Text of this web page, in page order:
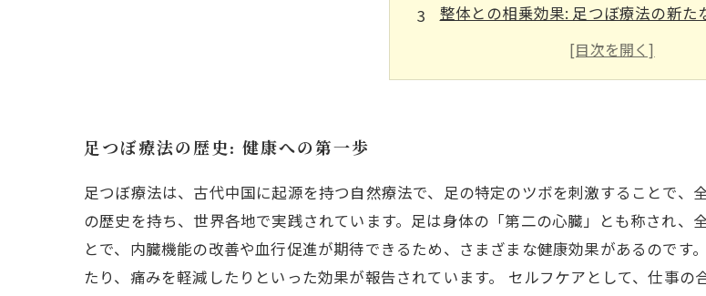
整体との相乗効果: 足つぼ療法の新た
セルフケアでできる足つぼマッサージ
足つぼ療法がもたらす心身のリラク
足つぼ療法の歴史: 健康への第一歩
足つぼ療法は、古代中国に起源を持つ自然療法で、足の特定のツボを刺激することで
の歴史を持ち、世界各地で実践されています。足は身体の「第二の心臓」とも称され、
とで、内臓機能の改善や血行促進が期待できるため、さまざまな健康効果があるので
たり、痛みを軽減したりといった効果が報告されています。 セルフケアとして、仕事